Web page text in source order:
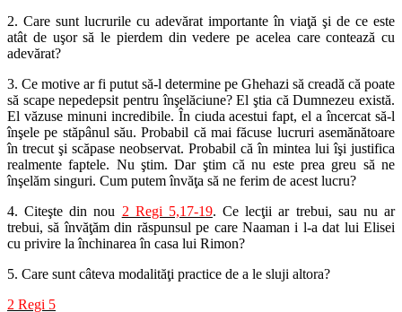
2. Care sunt lucrurile cu adevărat importante în viaţă şi de ce este
atât de uşor să le pierdem din vedere pe acelea care contează cu
adevărat?
3. Ce motive ar fi putut să-l determine pe Ghehazi să creadă că poate
să scape nepedepsit pentru înşelăciune? El ştia că Dumnezeu există.
El văzuse minuni incredibile. În ciuda acestui fapt, el a încercat să-l
înşele pe stăpânul său. Probabil că mai făcuse lucruri asemănătoare
în trecut şi scăpase neobservat. Probabil că în mintea lui îşi justifica
realmente faptele. Nu ştim. Dar ştim că nu este prea greu să ne
înşelăm singuri. Cum putem învăţa să ne ferim de acest lucru?
4. Citeşte din nou 2 Regi 5,17-19. Ce lecţii ar trebui, sau nu ar
trebui, să învăţăm din răspunsul pe care Naaman i l-a dat lui Elisei
cu privire la închinarea în casa lui Rimon?
5. Care sunt câteva modalităţi practice de a le sluji altora?
2 Regi 5